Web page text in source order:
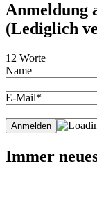
Anmeldung
(Lediglich
12 Worte
Name
E-Mail*
Immer